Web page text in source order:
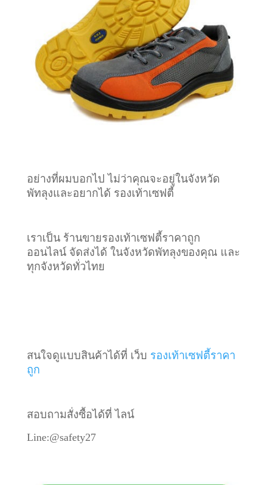
อย่างที่ผมบอกไป ไม่ว่าคุณจะอยู่ในจังหวัด
พัทลุงและอยากได้ รองเท้าเซฟตี้
เราเป็น ร้านขายรองเท้าเซฟตี้ราคาถูก
ออนไลน์ จัดส่งได้ ในจังหวัดพัทลุงของคุณ และ
ทุกจังหวัดทั่วไทย
สนใจดูแบบสินค้าได้ที่ เว็บ รองเท้าเซฟตี้ราคา
ถูก
สอบถามสั่งซื้อได้ที่ ไลน์
Line:@safety27